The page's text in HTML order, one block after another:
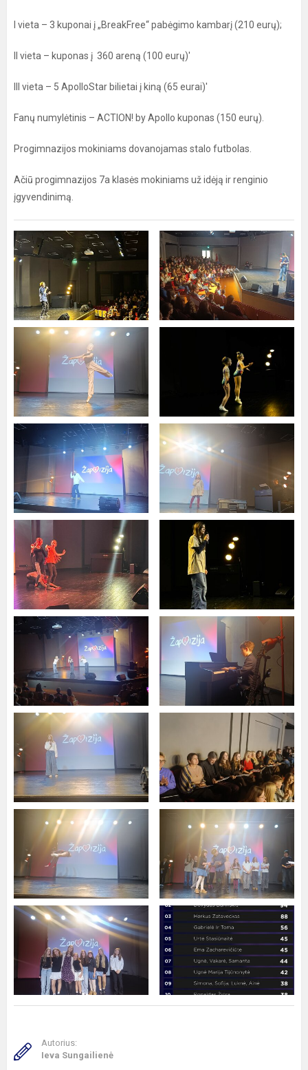
I vieta – 3 kuponai į „BreakFree“ pabėgimo kambarį (210 eurų);
II vieta – kuponas į 360 areną (100 eurų)'
III vieta – 5 ApolloStar bilietai į kiną (65 eurai)'
Fanų numylėtinis – ACTION! by Apollo kuponas (150 eurų).
Progimnazijos mokiniams dovanojamas stalo futbolas.
Ačiū progimnazijos 7a klasės mokiniams už idėją ir renginio
įgyvendinimą.
Autorius:
Ieva Sungailienė